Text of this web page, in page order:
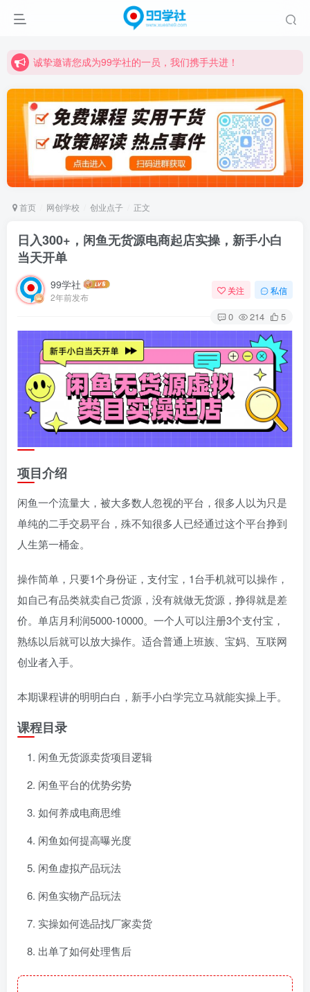
诚挚邀请您成为99学社的一员，我们携手共进！
诚挚邀请您成为99学社的一员，我们携手共进！
学习路上不孤独，99学社与你同行！分享全网优质VIP资源，炒股教程、创业教程、网络营销教程、自媒体短视频教程等，长期更新各大精品创业项目！
首页 网创学校 创业点子 正文
日入300+，闲鱼无货源电商起店实操，新手小白
当天开单
99学社
2年前发布
关注 私信
0 214 5
项目介绍
闲鱼一个流量大，被大多数人忽视的平台，很多人以为只是
单纯的二手交易平台，殊不知很多人已经通过这个平台挣到
人生第一桶金。
操作简单，只要1个身份证，支付宝，1台手机就可以操作，
如自己有品类就卖自己货源，没有就做无货源，挣得就是差
价。单店月利润5000-10000。一个人可以注册3个支付宝，
熟练以后就可以放大操作。适合普通上班族、宝妈、互联网
创业者入手。
本期课程讲的明明白白，新手小白学完立马就能实操上手。
课程目录
闲鱼无货源卖货项目逻辑
闲鱼平台的优势劣势
如何养成电商思维
闲鱼如何提高曝光度
闲鱼虚拟产品玩法
闲鱼实物产品玩法
实操如何选品找厂家卖货
出单了如何处理售后